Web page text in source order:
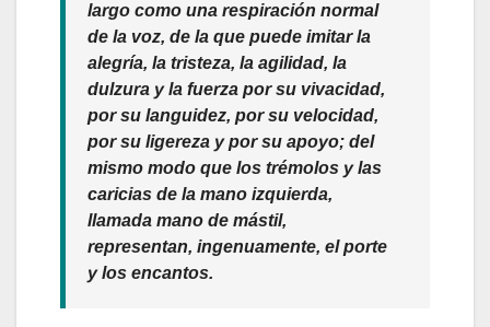
largo como una respiración normal
de la voz, de la que puede imitar la
alegría, la tristeza, la agilidad, la
dulzura y la fuerza por su vivacidad,
por su languidez, por su velocidad,
por su ligereza y por su apoyo; del
mismo modo que los trémolos y las
caricias de la mano izquierda,
llamada mano de mástil,
representan, ingenuamente, el porte
y los encantos.